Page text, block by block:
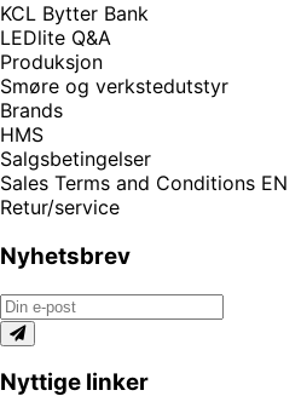
KCL Bytter Bank
LEDlite Q&A
Produksjon
Smøre og verkstedutstyr
Brands
HMS
Salgsbetingelser
Sales Terms and Conditions EN
Retur/service
Nyhetsbrev
Nyttige linker